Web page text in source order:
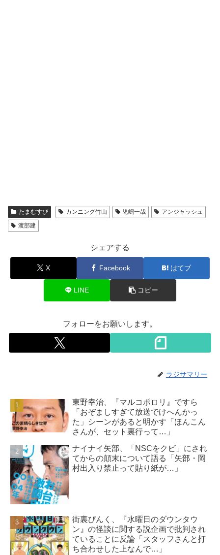
たまむすび カンニング竹山 児嶋一哉
アンジャッシュ
渡部建
シェアする
X Facebook はてブ
LINE コピー
フォローをお願いします。
ラジサマリー
東野幸治、『マルコポロリ』ですら
「おぞましすぎて放送でけへんかっ
た」シーンがあると明かす「ほんこん
さんが、セット裏行って…」
ナイナイ矢部、「NSCをクビ」にされ
てからの顛末について語る「矢部・岡
村出入り禁止って貼り紙が…」
街裏ぴんく、『水曜日のダウンタウ
ン』の怪談に関する説企画で批判され
ていることに反論「スタッフさんと打
ち合わせした上なんで…」